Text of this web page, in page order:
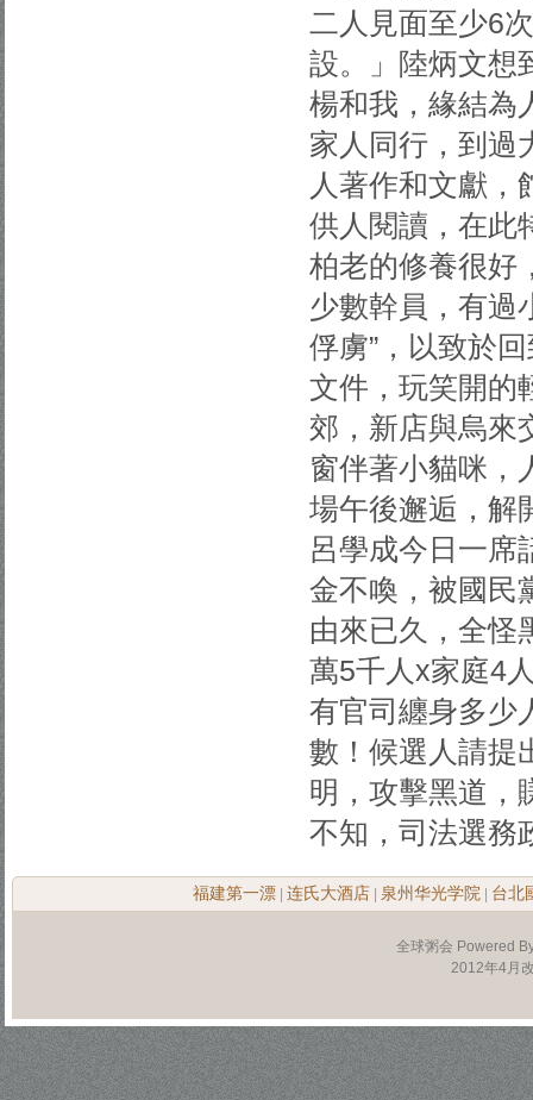
二人見面至少6
設。」陸炳文想
楊和我，緣結為
家人同行，到過
人著作和文獻，
供人閱讀，在此
柏老的修養很好
少數幹員，有過
俘虜”，以致於
文件，玩笑開的
郊，新店與烏來
窗伴著小貓咪，
場午後邂逅，解
呂學成今日一席
金不喚，被國民
由來已久，全怪
萬5千人x家庭4
有官司纏身多少
數！候選人請提
明，攻擊黑道，
不知，司法選務
福建第一漂 连氏大酒店 泉州华光学院 台北
全球粥会 Powered
2012年4月